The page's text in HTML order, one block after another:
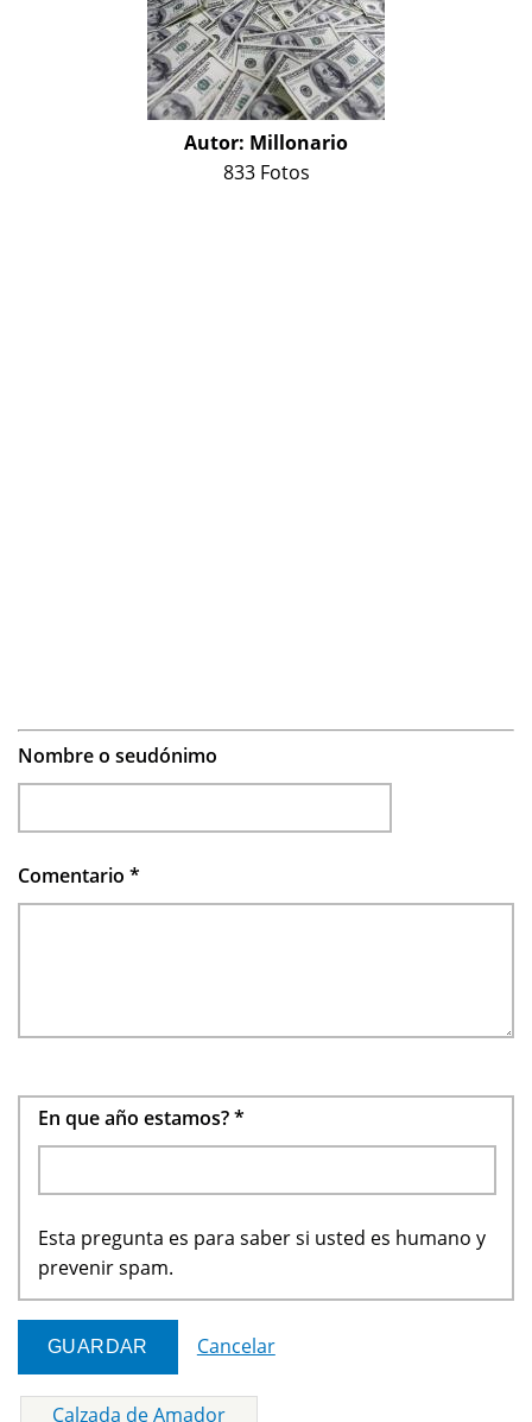
Autor: Millonario
833 Fotos
Nombre o seudónimo
Comentario *
En que año estamos?*
Esta pregunta es para saber si usted es humano y
prevenir spam.
Cancelar
Calzada de Amador